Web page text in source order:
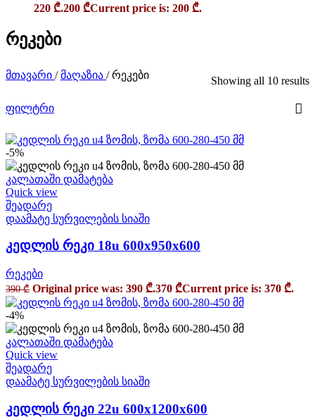
220 ₾.200 ₾Current price is: 200 ₾.
რეკები
მთავარი / მაღაზია / რეკები Showing all 10 results
ფილტრი
-5%
კალათაში დამატება
Quick view
შეადარე
დაამატე სურვილების სიაში
კედლის რეკი 18u 600x950x600
რეკები
390₾ Original price was: 390 ₾.370 ₾Current price is: 370 ₾.
-4%
კალათაში დამატება
Quick view
შეადარე
დაამატე სურვილების სიაში
კედლის რეკი 22u 600x1200x600